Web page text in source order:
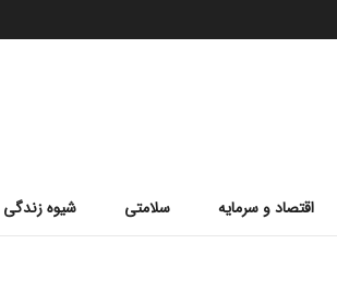
اقتصاد و سرمایه سلامتی شیوه زندگی